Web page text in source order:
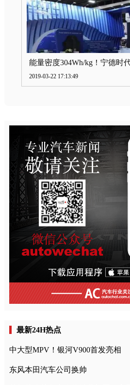
2019-03-22 17:13:49
最新24H热点
中大型MPV！银河V900首发亮相
东风本田汽车公司换帅